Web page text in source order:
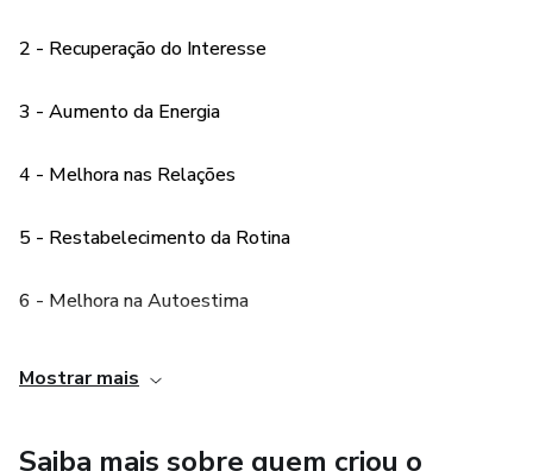
2 - Recuperação do Interesse
3 - Aumento da Energia
4 - Melhora nas Relações
5 - Restabelecimento da Rotina
6 - Melhora na Autoestima
Mostrar mais
Saiba mais sobre quem criou o